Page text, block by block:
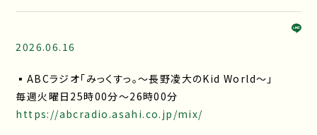
2026.06.16
▪ABCラジオ「みっくすっ。～長野凌大のKid World～」
毎週火曜日25時00分～26時00分
https://abcradio.asahi.co.jp/mix/